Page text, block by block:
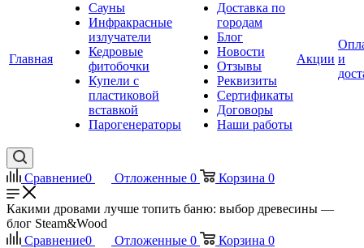
Главная
Сауны
Инфракрасные
излучатели
Кедровые
фитобочки
Купели с
пластиковой
вставкой
Парогенераторы
Доставка по
городам
Блог
Новости
Отзывы
Реквизиты
Сертификаты
Договоры
Наши работы
Акции и
Сравнение0 Отложенные 0 Корзина 0
Какими дровами лучше топить баню: выбор древесины —
блог Steam&Wood
Сравнение0 Отложенные 0 Корзина 0